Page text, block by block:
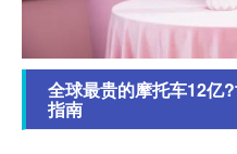
全球最贵的摩托车12亿
指南